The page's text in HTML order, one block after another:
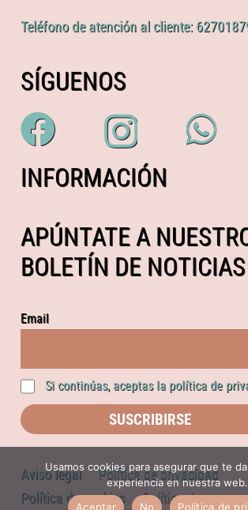
Teléfono de atención al cliente:
SÍGUENOS
INFORMACIÓN
APÚNTATE A
BOLETÍN DE NOTICIAS
Email
Si continúas, aceptas la política de
Aviso legal
Política de privacidad
Política de cookies
Política de
Usamos cookies para asegurar que te
experiencia en nuestra web.
Aceptar
No Política de